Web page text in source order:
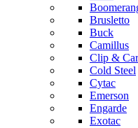
Brusletto
Buck
Camillus
Clip &
Cold Steel
Cytac
Emerson
Engarde
Exotac